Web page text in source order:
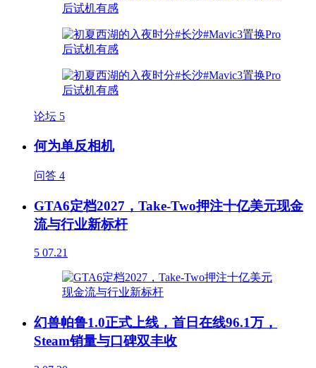
论坛 5
何为单反相机
问答 4
GTA6定档2027，Take-Two押注十亿美元现金
流与行业新标杆
5 07.21
幻兽帕鲁1.0正式上线，首日在线96.1万，
Steam销量与口碑双丰收